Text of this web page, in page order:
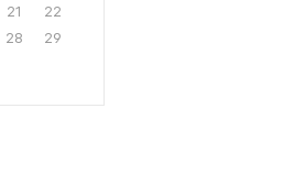
21
22
28
29